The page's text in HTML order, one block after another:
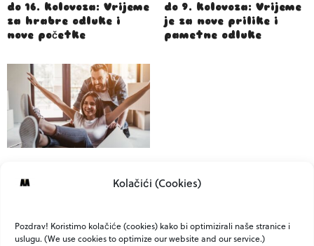
Kolačići (Cookies)
Pozdrav! Koristimo kolačiće (cookies) kako bi optimizirali naše stranice i
uslugu. (We use cookies to optimize our website and our service.)
do 16. kolovoza: Vrijeme
za hrabre odluke i
nove početke
do 9. kolovoza: Vrijeme
je za nove prilike i
pametne odluke
što trebate znati da